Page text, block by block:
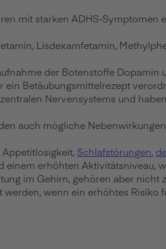
mit starken ADHS-
Lisdexamfetamin,
der Botenstoffe
ein Betäubungsmittelrezept
Nervensystems und
auch mögliche
Schlafstörungen,
erhöhten Aktivitätsniveau,
im Gehirn, gehören aber nicht
wenn ein erhöhtes Risiko